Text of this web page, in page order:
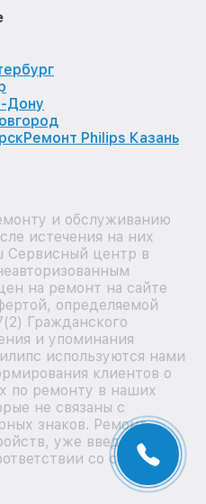
Дону
Ремонт Philips Казань
и обслуживанию
истечения на них
Сервисный центр в
на ремонт на сайте
определяемой
Гражданского
и упоминания
используются нами
клиентов о
по ремонту в наших
не связаны с
знаков. Ремонт
уже введенных в
со статьей